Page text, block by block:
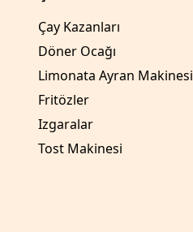
Çay Kazanları
Döner Ocağı
Limonata Ayran Makinesi
Fritözler
Izgaralar
Tost Makinesi